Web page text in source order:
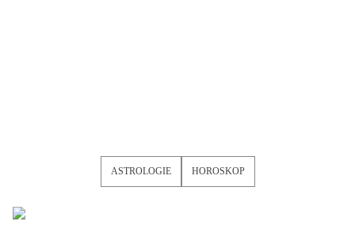
ASTROLOGIE HOROSKOP